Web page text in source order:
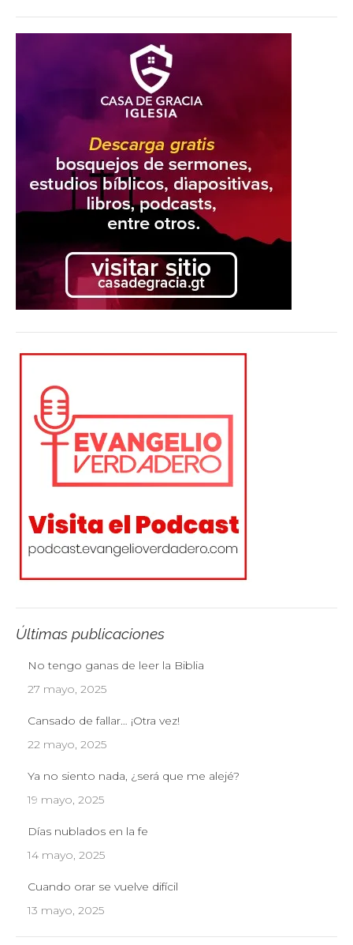
Últimas publicaciones
No tengo ganas de leer la Biblia
27 mayo, 2025
Cansado de fallar… ¡Otra vez!
22 mayo, 2025
Ya no siento nada, ¿será que me alejé?
19 mayo, 2025
Días nublados en la fe
14 mayo, 2025
Cuando orar se vuelve difícil
13 mayo, 2025